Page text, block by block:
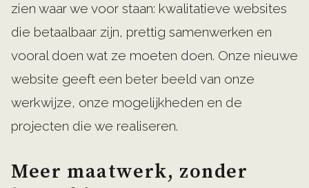
zien waar we voor staan: kwalitatieve websites
die betaalbaar zijn, prettig samenwerken en
vooral doen wat ze moeten doen. Onze nieuwe
website geeft een beter beeld van onze
werkwijze, onze mogelijkheden en de
projecten die we realiseren.
Meer maatwerk, zonder